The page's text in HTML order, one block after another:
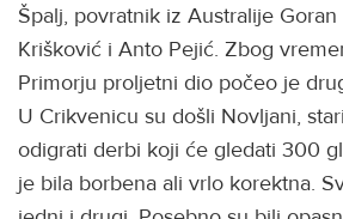
Špalj, povratnik iz Australije
Krišković i Anto Pejić. Zbog
Primorju proljetni dio počeo je
U Crikvenicu su došli Novljani,
odigrati derbi koji će gledati 300
je bila borbena ali vrlo korektna.